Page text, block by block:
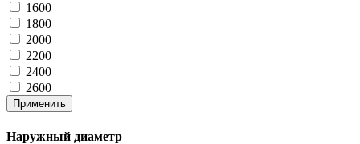
1600
1800
2000
2200
2400
2600
Применить
Наружный диаметр